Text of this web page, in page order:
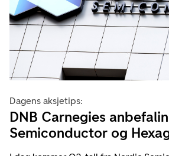
Dagens aksjetips:
DNB Carnegies
Semiconductor og